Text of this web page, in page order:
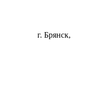
г. Брянск,